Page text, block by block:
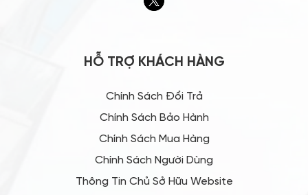
HỖ TRỢ KHÁCH HÀNG
Chính Sách Đổi Trả
Chính Sách Bảo Hành
Chính Sách Mua Hàng
Chính Sách Người Dùng
Thông Tin Chủ Sở Hữu Website